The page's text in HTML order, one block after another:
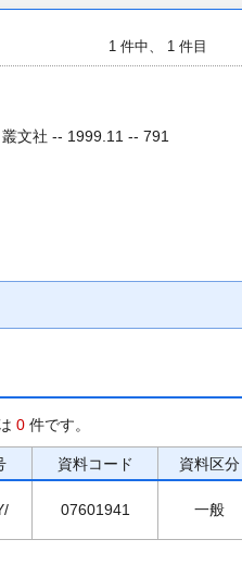
1 件中、 1 件目
文社 -- 1999.11 -- 791
0 件です。
資料コード 資料区分
07601941 一般